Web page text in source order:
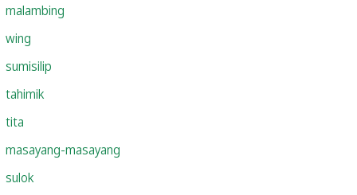
malambing
wing
sumisilip
tahimik
tita
masayang-masayang
sulok